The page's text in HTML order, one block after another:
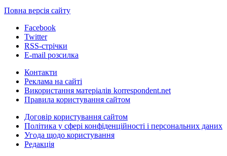
Повна версія сайту
Facebook
Twitter
RSS-стрічки
E-mail розсилка
Контакти
Реклама на сайті
Використання матеріалів korrespondent.net
Правила користування сайтом
Договір користування сайтом
Політика у сфері конфіденційності і персональних даних
Угода щодо користування
Редакція